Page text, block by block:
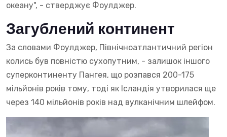
океану", - стверджує Фоулджер.
Загублений континент
За словами Фоулджер, Північноатлантичний регіон
колись був повністю сухопутним, - залишок іншого
суперконтиненту Пангея, що розпався 200-175
мільйонів років тому, тоді як Ісландія утворилася ще
через 140 мільйонів років над вулканічним шлейфом.